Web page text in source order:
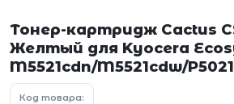
Тонер-картридж Cactus
Желтый для Kyocera
M5521cdn/M5521cdw/
Код товара: